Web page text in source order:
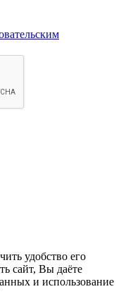
удобство его
сайт, Вы даёте
и использование